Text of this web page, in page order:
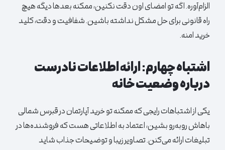
الزام‌آوره. اگه تو امضای اون دقت نکنین، ممکنه بعدها دیگه هیچ
راه قانونی برای حل مشکل نداشته باشین. شفافیت و دقت، کلید
خرید امنه.
اشتباه چهارم: ارائه اطلاعات نادرست
درباره وضعیت خانه
یکی از اشتباهات رایجی که ممکنه تو خریدآپارتماندر قبرس شمالی
باهاش روبه‌رو بشین، اعتماد به اطلاعاتی هست که فروشنده‌ها در
تبلیغات ارائه می‌کنن. تصاویر زیبا و توضیحات جذاب شاید